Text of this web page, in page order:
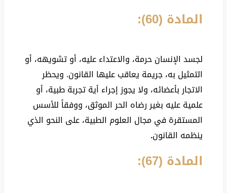
المادة (60):
لجسد الإنسان حرمة، والاعتداء عليه، أو تشويهه، أو
التمثيل به، جريمة يعاقب عليها القانون. ويحظر
الاتجار بأعضائه، ولا يجوز إجراء أية تجربة طبية، أو
علمية عليه بغير رضاه الحر الموثق، ووفقاً للأسس
المستقرة في مجال العلوم الطبية، على النحو الذي
ينظمه القانون.
المادة (67):